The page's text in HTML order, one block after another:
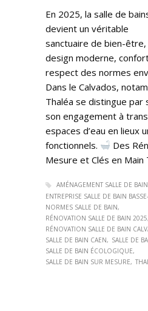
En 2025, la salle de
devient un véritable
sanctuaire de bien-être,
design moderne,
respect des normes
Dans le Calvados,
Thaléa se distingue
son engagement à
espaces d’eau en lieux
fonctionnels.​
Des
Mesure et Clés en Main
AMÉNAGEMENT SALLE DE
ENTREPRISE SALLE DE BAIN
NORMES SALLE DE BAIN
RÉNOVATION SALLE DE BAIN 2025
RÉNOVATION SALLE DE BAIN
SALLE DE BAIN CAEN
SALLE DE
SALLE DE BAIN ÉCOLOGIQUE​
SALLE DE BAIN SUR MESURE